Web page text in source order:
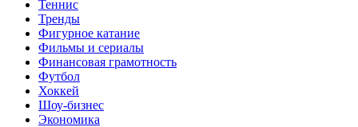
Теннис
Тренды
Фигурное катание
Фильмы и сериалы
Финансовая грамотность
Футбол
Хоккей
Шоу-бизнес
Экономика